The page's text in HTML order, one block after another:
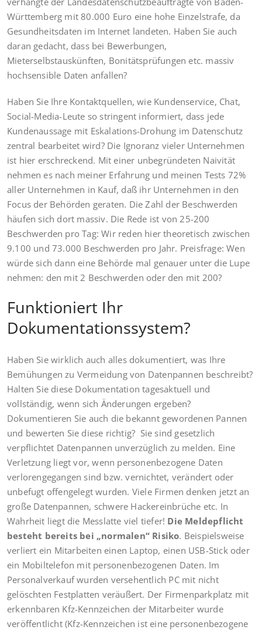
Württemberg mit 80.000 Euro eine hohe Einzelstrafe, da
Gesundheitsdaten im Internet landeten. Haben Sie auch
daran gedacht, dass bei Bewerbungen,
Mieterselbstauskünften, Bonitätsprüfungen etc. massiv
hochsensible Daten anfallen?
Haben Sie Ihre Kontaktquellen, wie Kundenservice, Chat,
Social-Media-Leute so stringent informiert, dass jede
Kundenaussage mit Eskalations-Drohung im Datenschutz
zentral bearbeitet wird? Die Ignoranz vieler Unternehmen
ist hier erschreckend. Mit einer unbegründeten Naivität
nehmen es nach meiner Erfahrung und meinen Tests 72%
aller Unternehmen in Kauf, daß ihr Unternehmen in den
Focus der Behörden geraten. Die Zahl der Beschwerden
häufen sich dort massiv. Die Rede ist von 25-200
Beschwerden pro Tag: Wir reden hier theoretisch zwischen
9.100 und 73.000 Beschwerden pro Jahr. Preisfrage: Wen
würde sich dann eine Behörde mal genauer unter die Lupe
nehmen: den mit 2 Beschwerden oder den mit 200?
Funktioniert Ihr
Dokumentationssystem?
Haben Sie wirklich auch alles dokumentiert, was Ihre
Bemühungen zu Vermeidung von Datenpannen beschreibt?
Halten Sie diese Dokumentation tagesaktuell und
vollständig, wenn sich Änderungen ergeben?
Dokumentieren Sie auch die bekannt gewordenen Pannen
und bewerten Sie diese richtig? Sie sind gesetzlich
verpflichtet Datenpannen unverzüglich zu melden. Eine
Verletzung liegt vor, wenn personenbezogene Daten
verlorengegangen sind bzw. vernichtet, verändert oder
unbefugt offengelegt wurden. Viele Firmen denken jetzt an
große Datenpannen, schwere Hackereinbrüche etc. In
Wahrheit liegt die Messlatte viel tiefer! Die Meldepflicht
besteht bereits bei „normalen“ Risiko. Beispielsweise
verliert ein Mitarbeiten einen Laptop, einen USB-Stick oder
ein Mobiltelefon mit personenbezogenen Daten. Im
Personalverkauf wurden versehentlich PC mit nicht
gelöschten Festplatten veräußert. Der Firmenparkplatz mit
erkennbaren Kfz-Kennzeichen der Mitarbeiter wurde
veröffentlicht (Kfz-Kennzeichen ist eine personenbezogene